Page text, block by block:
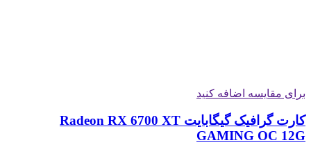
برای مقایسه اضافه کنید
کارت گرافیک گیگابایت Radeon RX 6700 XT
GAMING OC 12G